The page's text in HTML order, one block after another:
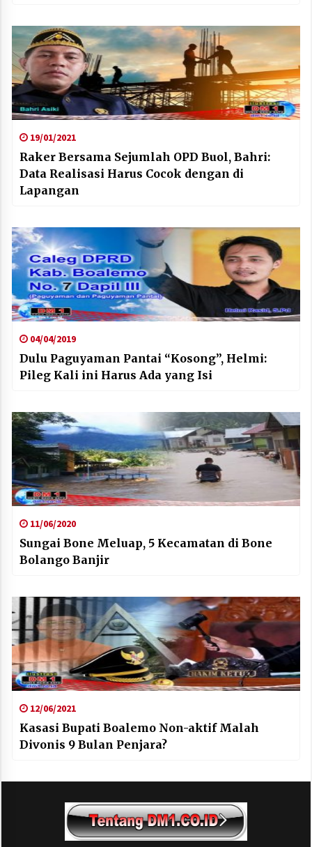
19/01/2021
Raker Bersama Sejumlah OPD Buol, Bahri:
Data Realisasi Harus Cocok dengan di
Lapangan
04/04/2019
Dulu Paguyaman Pantai “Kosong”, Helmi:
Pileg Kali ini Harus Ada yang Isi
11/06/2020
Sungai Bone Meluap, 5 Kecamatan di Bone
Bolango Banjir
12/06/2021
Kasasi Bupati Boalemo Non-aktif Malah
Divonis 9 Bulan Penjara?